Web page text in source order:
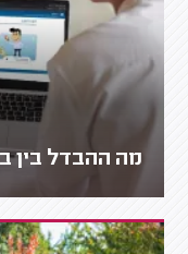
מה ההבדל בין